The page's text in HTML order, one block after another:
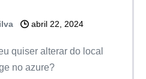
abril 22, 2024
quiser alterar do local
no azure?